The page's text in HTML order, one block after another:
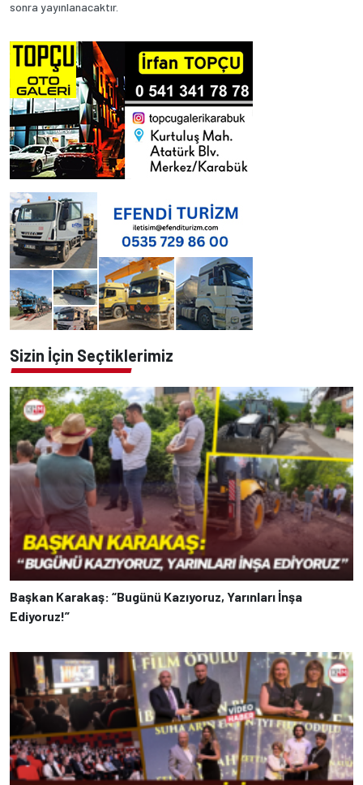
sonra yayınlanacaktır.
Sizin İçin Seçtiklerimiz
Başkan Karakaş: “Bugünü Kazıyoruz, Yarınları İnşa
Ediyoruz!”